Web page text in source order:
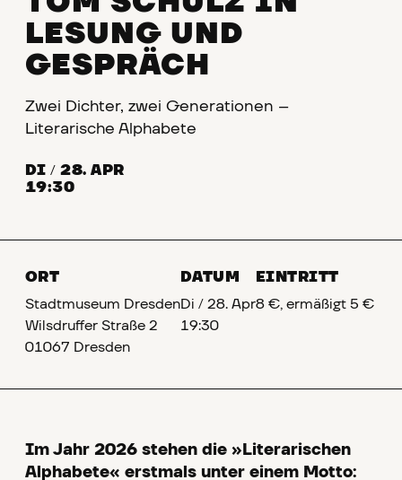
LESUNG UND
GESPRÄCH
Zwei Dichter, zwei Generationen –
Literarische Alphabete
DI /28. APR
19:30
ORT
Stadtmuseum Dresden
Wilsdruffer Straße 2
01067 Dresden
DATUM
Di / 28. Apr
19:30
EINTRITT
8 €, ermäßigt 5 €
Im Jahr 2026 stehen die »Literarischen
Alphabete« erstmals unter einem Motto: